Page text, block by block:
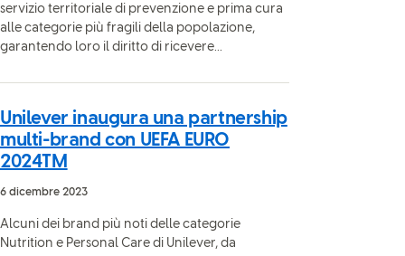
servizio territoriale di prevenzione e prima cura
alle categorie più fragili della popolazione,
garantendo loro il diritto di ricevere...
Unilever inaugura una partnership
multi-brand con UEFA EURO
2024TM
6 dicembre 2023
Alcuni dei brand più noti delle categorie
Nutrition e Personal Care di Unilever, da